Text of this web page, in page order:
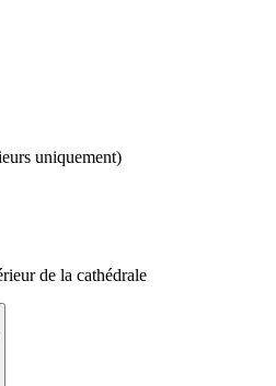
uniquement)
de la cathédrale